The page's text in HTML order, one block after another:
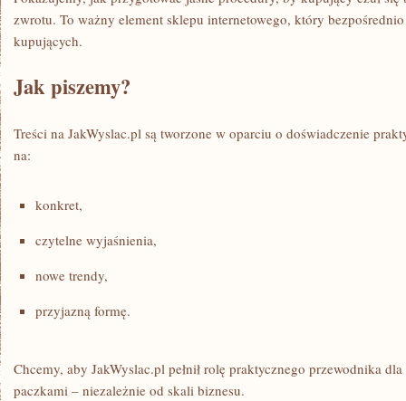
zwrotu. To ważny element sklepu internetowego, który
kupujących.
Jak piszemy?
Treści na JakWyslac.pl są tworzone w oparciu o doświadczenie
na:
konkret,
czytelne wyjaśnienia,
nowe trendy,
przyjazną formę.
Chcemy, aby JakWyslac.pl pełnił rolę praktycznego przewodnika
paczkami – niezależnie od skali biznesu.